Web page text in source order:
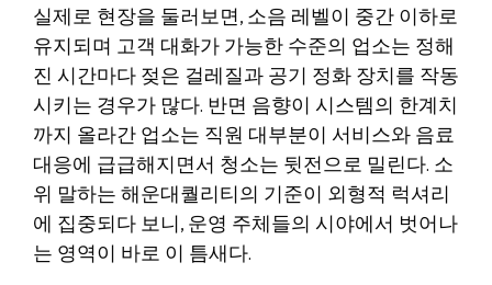
실제로 현장을 둘러보면, 소음 레벨이 중간 이하로
유지되며 고객 대화가 가능한 수준의 업소는 정해
진 시간마다 젖은 걸레질과 공기 정화 장치를 작동
시키는 경우가 많다. 반면 음향이 시스템의 한계치
까지 올라간 업소는 직원 대부분이 서비스와 음료
대응에 급급해지면서 청소는 뒷전으로 밀린다. 소
위 말하는 해운대퀄리티의 기준이 외형적 럭셔리
에 집중되다 보니, 운영 주체들의 시야에서 벗어나
는 영역이 바로 이 틈새다.